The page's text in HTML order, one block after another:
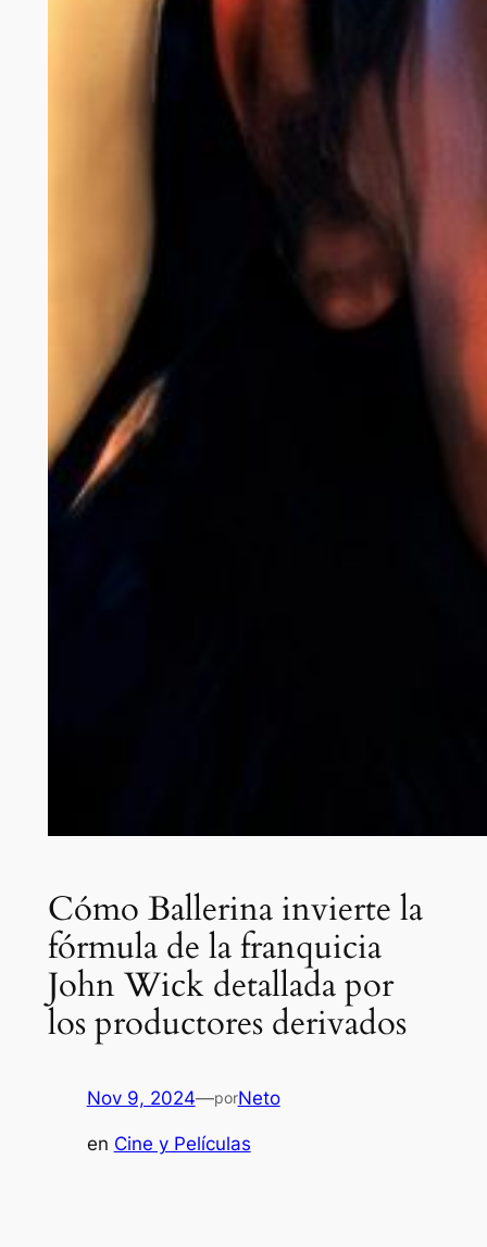
Cómo Ballerina invierte la
fórmula de la franquicia
John Wick detallada por
los productores derivados
Nov 9, 2024—porNeto
en Cine y Películas